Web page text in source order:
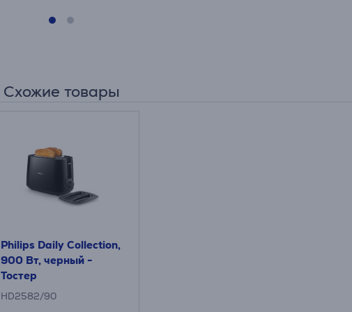
Схожие товары
Philips Daily Collection,
900 Вт, черный -
Тостер
HD2582/90